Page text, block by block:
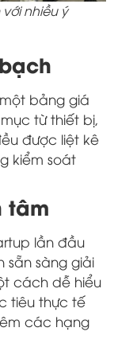
nhiều ý
bảng giá
từ thiết bị,
được liệt kê
kiểm soát
tâm
lần đầu
sẵn sàng giải
cách dễ hiểu
tiêu thực tế
các hạng